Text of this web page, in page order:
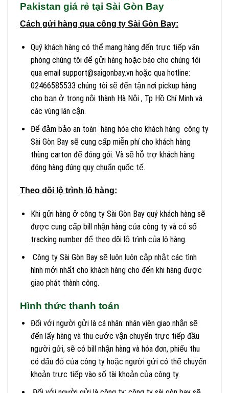
Pakistan giá rẻ tại Sài Gòn Bay
Cách gửi hàng qua công ty Sài Gòn Bay:
Quý khách hàng có thể mang hàng đến trực tiếp văn
phòng chúng tôi để gửi hàng hoặc báo cho chúng tôi
qua email support@saigonbay.vn hoặc qua hotline:
02466585533 chúng tôi sẽ đến tận nơi pickup hàng
cho bạn ở trong nội thành Hà Nội , Tp Hồ Chí Minh và
các vùng lân cận.
Để đảm bảo an toàn hàng hóa cho khách hàng công ty
Sài Gòn Bay sẽ cung cấp miễn phí cho khách hàng
thùng carton để đóng gói. Và sẽ hỗ trợ khách hàng
đóng hàng đúng quy chuẩn quốc tế.
Theo dõi lộ trình lô hàng:
Khi gửi hàng ở công ty Sài Gòn Bay quý khách hàng sẽ
được cung cấp bill nhận hàng của công ty và có số
tracking number để theo dõi lộ trình của lô hàng.
Công ty Sài Gòn Bay sẽ luôn luôn cập nhật các tình
hình mới nhất cho khách hàng cho đến khi hàng được
giao phát thành công.
Hình thức thanh toán
Đối với người gửi là cá nhân: nhân viên giao nhận sẽ
đến lấy hàng và thu cước vận chuyển trực tiếp đầu
người gửi, sẽ có bill nhận hàng và hóa đơn, phiếu thu
có dấu đỏ của công ty hoặc người gửi có thể chuyển
khoản trực tiếp vào số tài khoản của công ty.